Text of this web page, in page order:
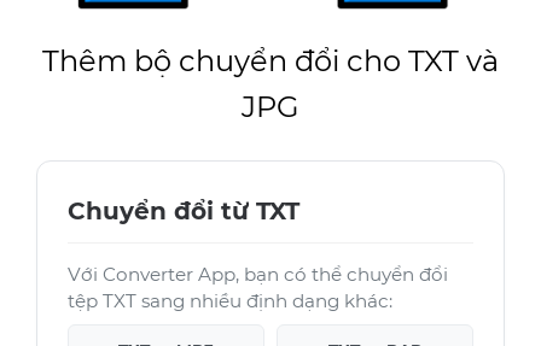
Thêm bộ chuyển đổi cho TXT và
JPG
Chuyển đổi từ TXT
Với Converter App, bạn có thể chuyển đổi
tệp TXT sang nhiều định dạng khác: